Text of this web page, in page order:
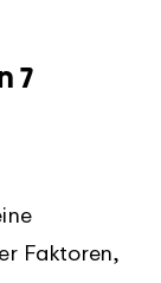
7
Faktoren,